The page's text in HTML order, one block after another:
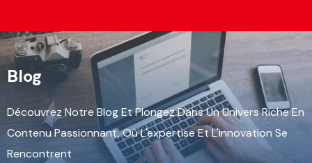
Blog
Découvrez Notre Blog Et Plongez Dans Un Univers Riche En
Contenu Passionnant, Où L'expertise Et L'innovation Se
Rencontrent